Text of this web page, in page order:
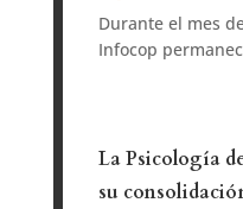
Durante el mes
Infocop
La Psicología
su